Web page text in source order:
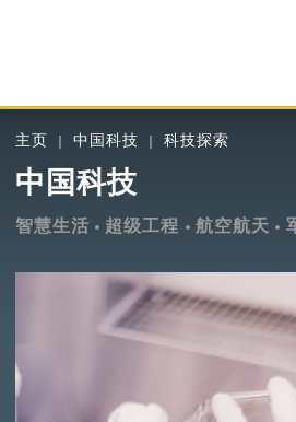
主页 中国科技 科技探索
中国科技
智慧生活 超级工程 航空航天